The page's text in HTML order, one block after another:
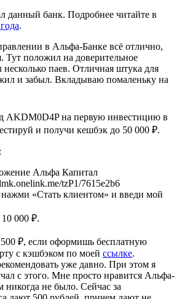
данный банк. Подробнее читайте в
.
в Альфа-Банке всё отлично,
Тут положил на доверительное
паев. Отличная штука для
и забыл. Вкладываю помаленьку на
AKDM0D4P на первую инвестицию в
и получи кешбэк до 50 000 ₽.
Альфа Капитал
tzP1/7615e2b6
«Стать клиентом» и введи мой
000 ₽.
₽, если оформишь бесплатную
с кэшбэком по моей ссылке.
уже давно. При этом я
с этого. Мне просто нравится Альфа-
не было. Сейчас за